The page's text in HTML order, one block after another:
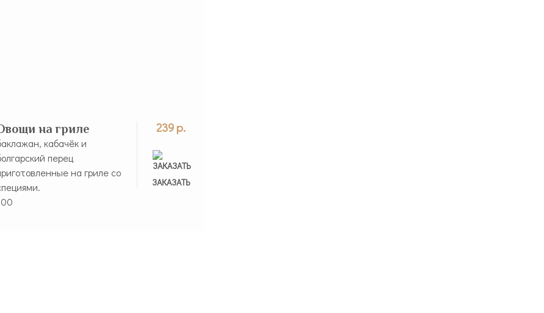
239 р.
ЗАКАЗАТЬ
ЗАКАЗАНО
на гриле
кабачёк и
перец
на гриле со